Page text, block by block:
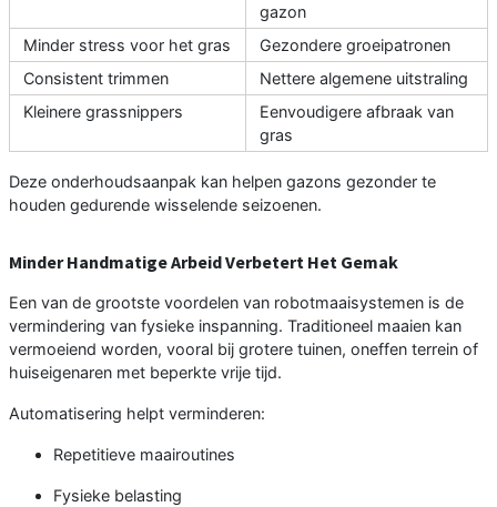
gazon
Minder stress voor het gras
Gezondere groeipatronen
Consistent trimmen
Nettere algemene uitstraling
Kleinere grassnippers
Eenvoudigere afbraak van
gras
Deze onderhoudsaanpak kan helpen gazons gezonder te
houden gedurende wisselende seizoenen.
Minder Handmatige Arbeid Verbetert Het Gemak
Een van de grootste voordelen van robotmaaisystemen is de
vermindering van fysieke inspanning. Traditioneel maaien kan
vermoeiend worden, vooral bij grotere tuinen, oneffen terrein of
huiseigenaren met beperkte vrije tijd.
Automatisering helpt verminderen:
Repetitieve maairoutines
Fysieke belasting